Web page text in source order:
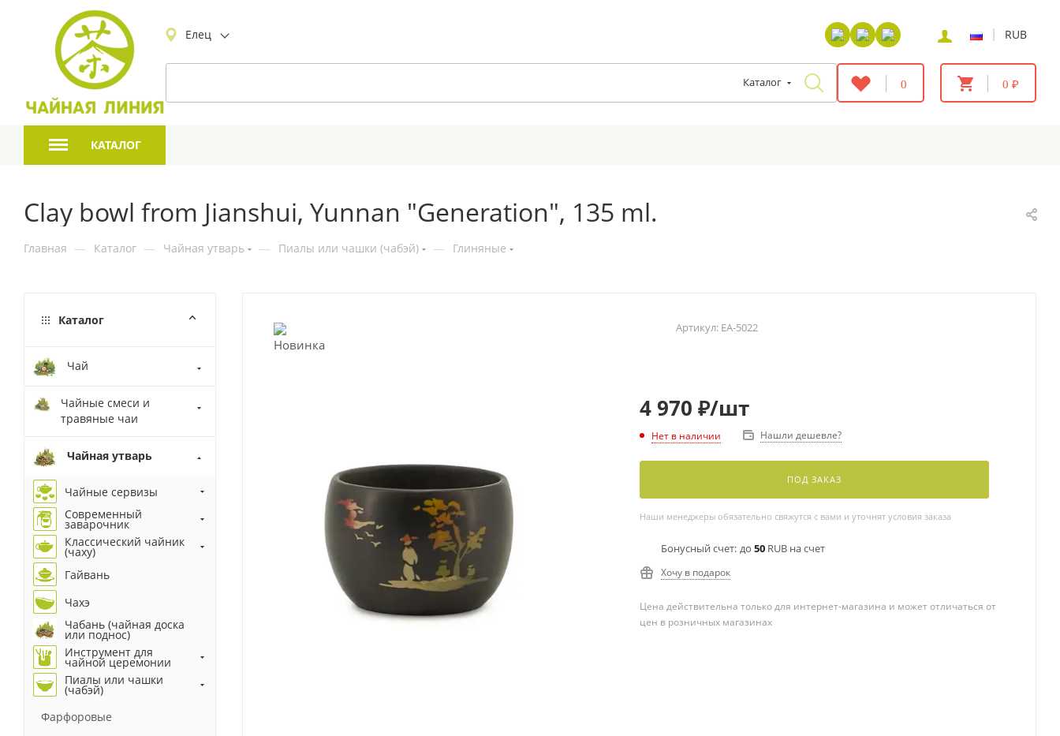
Елец | RUB
Каталог 0 0 ₽
КАТАЛОГ
Clay bowl from Jianshui, Yunnan "Generation", 135 ml.
Главная — Каталог — Чайная утварь — Пиалы или чашки (чабэй) — Глиняные
Артикул: EA-5022
4 970 ₽/шт
Нет в наличии Нашли дешевле?
ПОД ЗАКАЗ
Наши менеджеры обязательно свяжутся с вами и уточнят условия заказа
Бонусный счет: до 50RUB на счет
Хочу в подарок
Цена действительна только для интернет-магазина и может отличаться от
цен в розничных магазинах
Каталог
Чай
Чайные смеси и
травяные чаи
Чайная утварь
Чайные сервизы
Современный
заварочник
Классический чайник
(чаху)
Гайвань
Чахэ
Чабань (чайная доска
или поднос)
Инструмент для
чайной церемонии
Пиалы или чашки
(чабэй)
Фарфоровые